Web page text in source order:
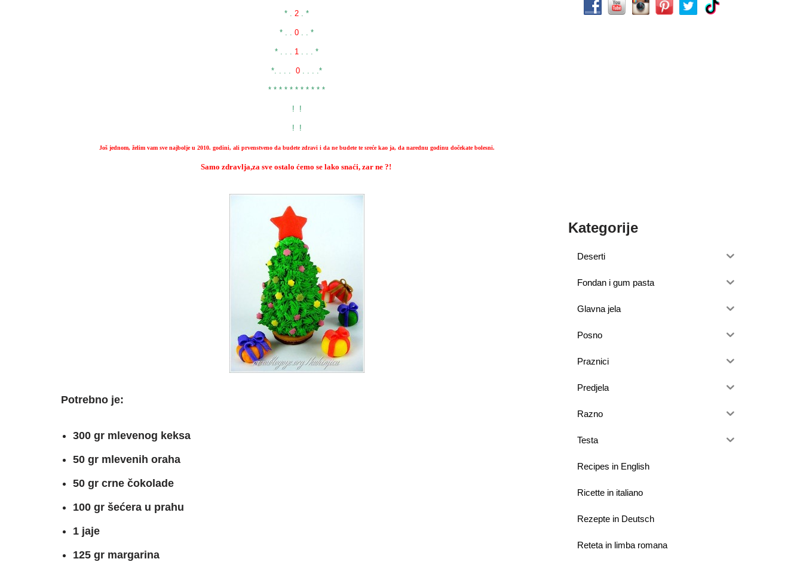
* . 2 . *
* . . 0 . . *
* . . . 1 . . . *
*. . . . 0 . . . .*
* * * * * * * * * * *
! !
! !
Još jednom, želim vam sve najbolje u 2010. godini, ali prvenstveno da budete zdravi i da ne budete te sreće kao ja, da narednu godinu dočekate bolesni.
Samo zdravlja,za sve ostalo ćemo se lako snaći, zar ne ?!
Potrebno je:
300 gr mlevenog keksa
50 gr mlevenih oraha
50 gr crne čokolade
100 gr šećera u prahu
1 jaje
125 gr margarina
Kategorije
Deserti
Fondan i gum pasta
Glavna jela
Posno
Praznici
Predjela
Razno
Testa
Recipes in English
Ricette in italiano
Rezepte in Deutsch
Reteta in limba romana